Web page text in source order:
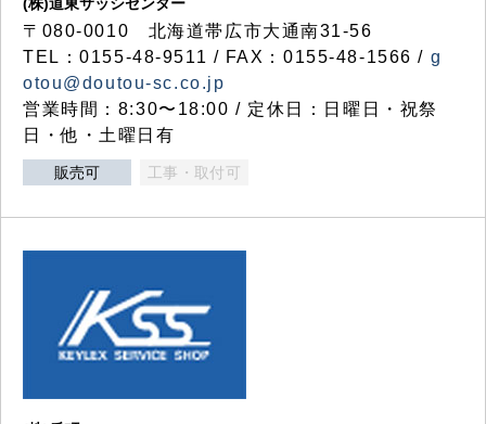
〒080-0010 北海道帯広市大通南31-56
TEL：0155-48-9511 / FAX：0155-48-1566 / g
otou@doutou-sc.co.jp
営業時間：8:30〜18:00 / 定休日：日曜日・祝祭
日・他・土曜日有
販売可 工事・取付可